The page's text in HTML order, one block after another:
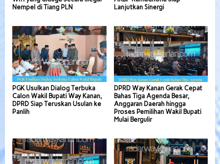
Nempel di Tiang PLN
Lanjutkan Sinergi
PGK Usulkan Dialog Terbuka
Calon Wakil Bupati Way Kanan,
DPRD Siap Teruskan Usulan ke
Panlih
DPRD Way Kanan Gerak Cepat
Bahas Tiga Agenda Besar,
Anggaran Daerah hingga
Proses Pemilihan Wakil Bupati
Mulai Bergulir